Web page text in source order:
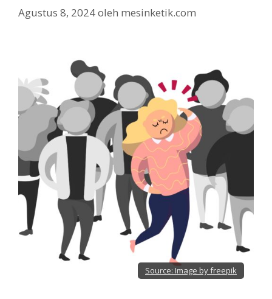
Agustus 8, 2024oleh mesinketik.com
Source: Image by freepik